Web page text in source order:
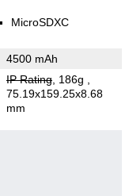
MicroSDXC
4500 mAh
IP Rating, 186g
75.19x159.25x8.68
mm